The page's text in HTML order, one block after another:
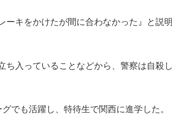
ーキをかけたが間に合わなかった』と説明
入っていることなどから、警察は自殺し
でも活躍し、特待生で関西に進学した。